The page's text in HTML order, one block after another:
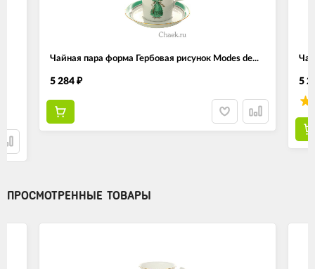
Чайная пара форма Гербовая рисунок Modes de...
5 284 ₽ 5
ПРОСМОТРЕННЫЕ ТОВАРЫ